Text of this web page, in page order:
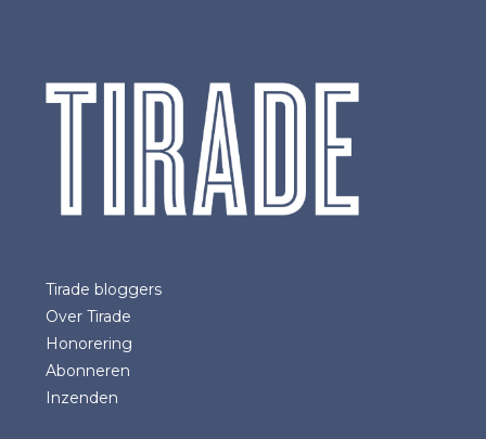
Tirade bloggers
Over Tirade
Honorering
Abonneren
Inzenden